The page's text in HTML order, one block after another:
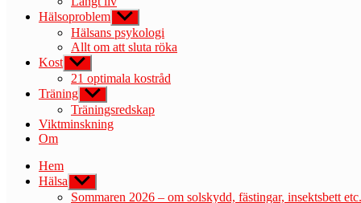
Hälsoproblem Visa
undermeny
Hälsans psykologi
Allt om att sluta röka
Kost Visa
undermeny
21 optimala kostråd
Träning Visa
undermeny
Träningsredskap
Viktminskning
Om
Hem
Hälsa Visa
undermeny
Sommaren 2026 – om solskydd, fästingar, insektsbett etc.